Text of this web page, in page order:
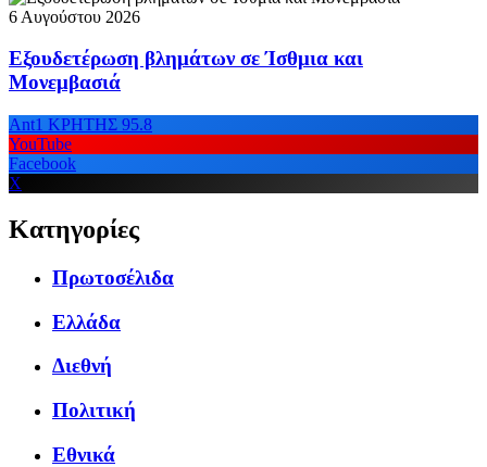
6 Αυγούστου 2026
Εξουδετέρωση βλημάτων σε Ίσθμια και
Μονεμβασιά
Ant1 ΚΡΗΤΗΣ 95.8
YouTube
Facebook
X
Κατηγορίες
Πρωτοσέλιδα
Ελλάδα
Διεθνή
Πολιτική
Εθνικά